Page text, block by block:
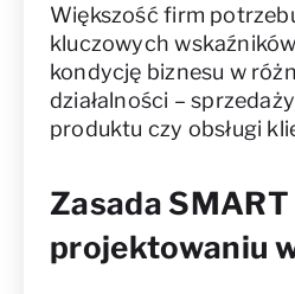
Większość firm
kluczowych
kondycję biznesu w
działalności –
produktu czy obsługi
Zasada SMART
projektowaniu